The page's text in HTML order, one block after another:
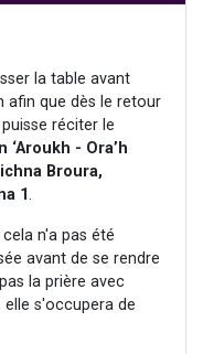
la table avant
afin que dès le retour
réciter le
‘Aroukh - Ora’h
Broura,
1.
n'a pas été
avant de se rendre
la prière avec
elle s'occupera de